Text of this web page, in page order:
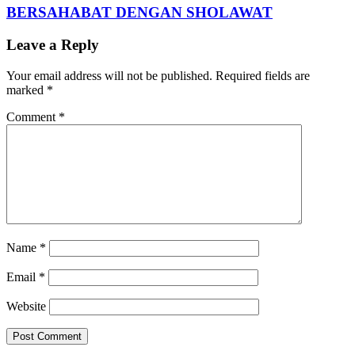
BERSAHABAT DENGAN SHOLAWAT
Leave a Reply
Your email address will not be published. Required fields are
marked *
Comment *
Name *
Email *
Website